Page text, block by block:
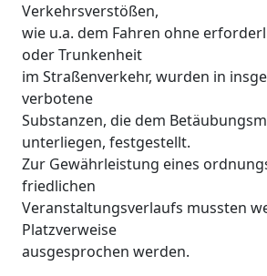
Verkehrsverstößen,
wie u.a. dem Fahren ohne
oder Trunkenheit
im Straßenverkehr, wurden in
verbotene
Substanzen, die dem
unterliegen, festgestellt.
Zur Gewährleistung eines
friedlichen
Veranstaltungsverlaufs mussten
Platzverweise
ausgesprochen werden.